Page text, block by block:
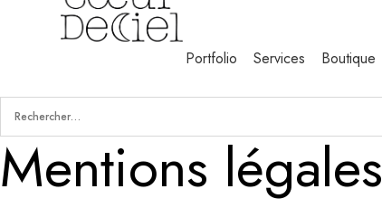
Portfolio Services Boutique
Mentions légales